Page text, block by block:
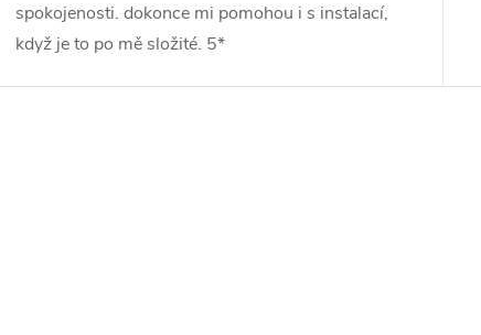
spokojenosti. dokonce mi pomohou i s instalací,
když je to po mě složité. 5*